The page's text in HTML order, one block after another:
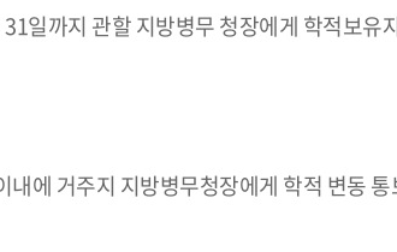
일까지 관할 지방병무 청장에게 학적보유
에 거주지 지방병무청장에게 학적 변동 통